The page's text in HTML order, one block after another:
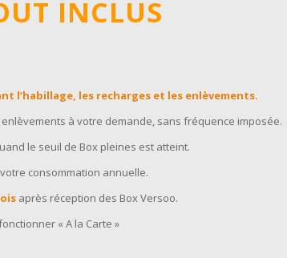
INCLUS
les recharges et les enlèvements.
à votre demande, sans fréquence imposée.
le seuil de Box pleines est atteint.
consommation annuelle.
après réception des Box Versoo.
« A la Carte »